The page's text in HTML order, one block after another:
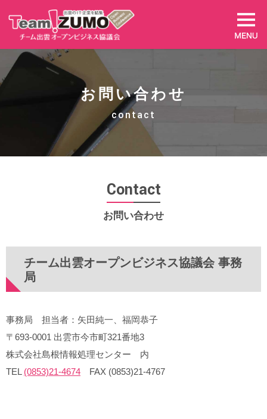
お問い合わせ
contact
Contact
お問い合わせ
チーム出雲オープンビジネス協議会 事務
局
事務局 担当者：矢田純一、福岡恭子
〒693-0001 出雲市今市町321番地3
株式会社島根情報処理センター 内
TEL (0853)21-4674 FAX (0853)21-4767